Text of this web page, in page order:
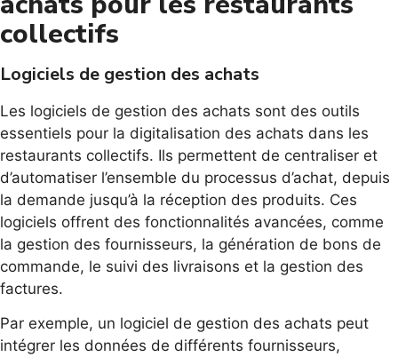
collectifs
Logiciels de gestion des achats
Les logiciels de gestion des achats sont des outils
essentiels pour la digitalisation des achats dans les
restaurants collectifs. Ils permettent de centraliser et
d’automatiser l’ensemble du processus d’achat, depuis
la demande jusqu’à la réception des produits. Ces
logiciels offrent des fonctionnalités avancées, comme
la gestion des fournisseurs, la génération de bons de
commande, le suivi des livraisons et la gestion des
factures.
Par exemple, un logiciel de gestion des achats peut
intégrer les données de différents fournisseurs,